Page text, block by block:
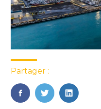
Partager :
FaceBook
TwitterLinkedIn